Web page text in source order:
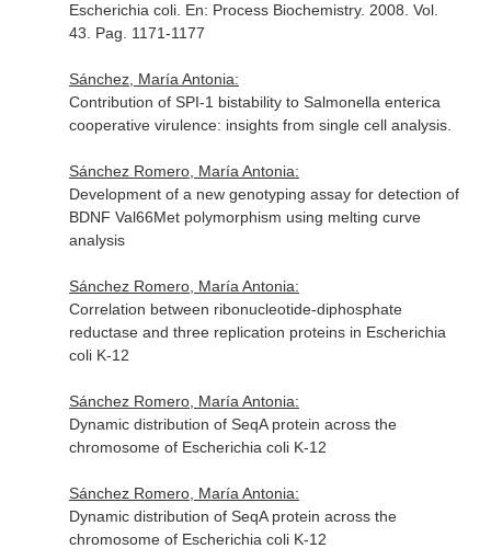
Escherichia coli. En: Process Biochemistry. 2008. Vol.
43. Pag. 1171-1177
Sánchez, María Antonia:
Contribution of SPI-1 bistability to Salmonella enterica
cooperative virulence: insights from single cell analysis.
Sánchez Romero, María Antonia:
Development of a new genotyping assay for detection of
BDNF Val66Met polymorphism using melting curve
analysis
Sánchez Romero, María Antonia:
Correlation between ribonucleotide-diphosphate
reductase and three replication proteins in Escherichia
coli K-12
Sánchez Romero, María Antonia:
Dynamic distribution of SeqA protein across the
chromosome of Escherichia coli K-12
Sánchez Romero, María Antonia:
Dynamic distribution of SeqA protein across the
chromosome of Escherichia coli K-12